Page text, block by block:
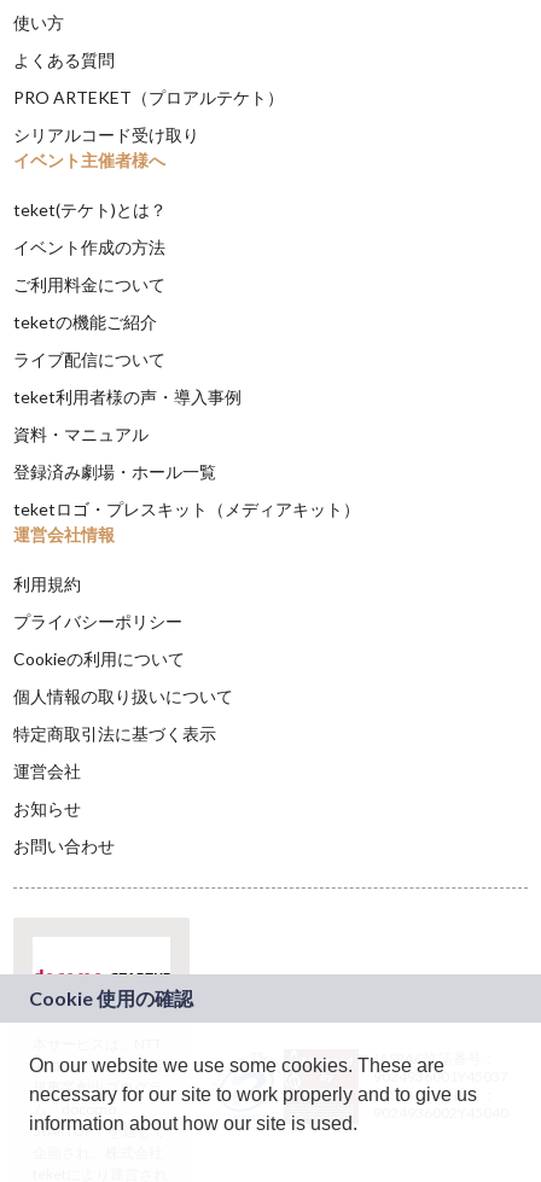
使い方
よくある質問
PRO ARTEKET（プロアルテケト）
シリアルコード受け取り
イベント主催者様へ
teket(テケト)とは？
イベント作成の方法
ご利用料金について
teketの機能ご紹介
ライブ配信について
teket利用者様の声・導入事例
資料・マニュアル
登録済み劇場・ホール一覧
teketロゴ・プレスキット（メディアキット）
運営会社情報
利用規約
プライバシーポリシー
Cookieの利用について
個人情報の取り扱いについて
特定商取引法に基づく表示
運営会社
お知らせ
お問い合わせ
ドコモグループの新
規事業創出プログラ
ム「docomo
STARTUP」を通じて
JASRAC許諾番号：
9024936001Y45037
JASRAC許諾番号：
On our website we use some cookies. These are
necessary for our site to work properly and to give us
information about how our site is used.